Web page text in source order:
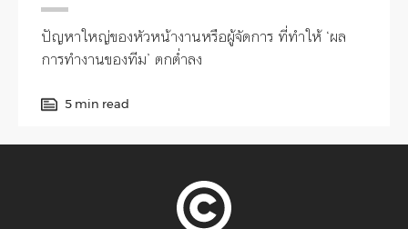
ปัญหาใหญ่ของหัวหน้างานหรือผู้จัดการ ที่ทำให้ ‘ผล
การทำงานของทีม’ ตกต่ำลง
5 min read